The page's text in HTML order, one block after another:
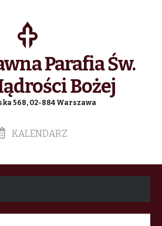
Parafia Św.
Bożej
568, 02-884 Warszawa
KALENDARZ